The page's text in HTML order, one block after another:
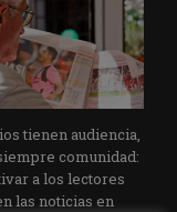
tienen audiencia,
comunidad:
a los lectores
las noticias en